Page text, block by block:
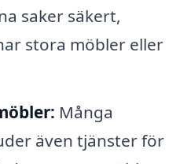
saker säkert,
stora möbler eller
Många
även tjänster för